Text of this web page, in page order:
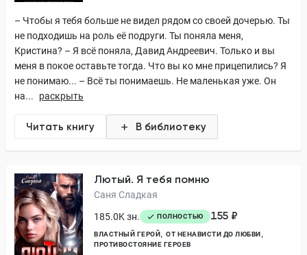
– Чтобы я тебя больше не видел рядом со своей дочерью. Ты
не подходишь на роль её подруги. Ты поняла меня,
Кристина? – Я всё поняла, Давид Андреевич. Только и вы
меня в покое оставьте тогда. Что вы ко мне прицепились? Я
не понимаю... – Всё ты понимаешь. Не маленькая уже. Он
на...
раскрыть
Читать книгу В библиотеку
Лютый. Я тебя помню
Саня Сладкая
185.0K зн.
ПОЛНОСТЬЮ 155 ₽
ВЛАСТНЫЙ ГЕРОЙ
ОТ НЕНАВИСТИ ДО ЛЮБВИ
ПРОТИВОСТОЯНИЕ ГЕРОЕВ